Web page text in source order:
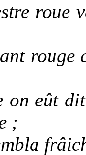
roue
rouge
eût dit
;